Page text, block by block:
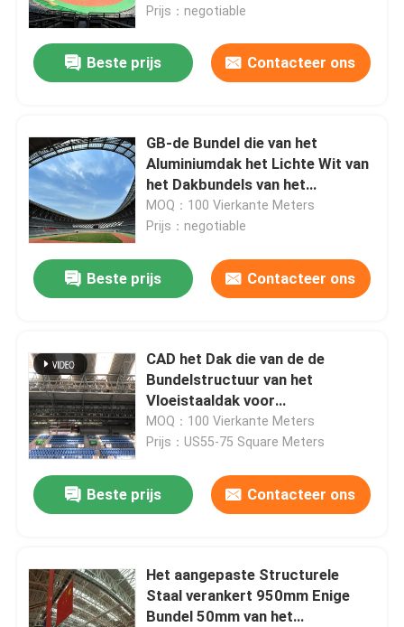
Prijs：negotiable
Beste prijs Contacteer ons
GB-de Bundel die van het
Aluminiumdak het Lichte Wit van
het Dakbundels van het
Staalkader lassen
MOQ：100 Vierkante Meters
Prijs：negotiable
Beste prijs Contacteer ons
CAD het Dak die van de de
Bundelstructuur van het
Vloeistaaldak voor
Sportenstadion buigen
MOQ：100 Vierkante Meters
Prijs：US55-75 Square Meters
Beste prijs Contacteer ons
Het aangepaste Structurele
Staal verankert 950mm Enige
Bundel 50mm van het